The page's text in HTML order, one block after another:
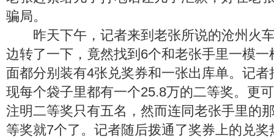
骗局。
昨天下午，记者来到老张所说的沧州火
边转了一下，竟然找到6个和老张手里一模
面都分别装有4张兑奖券和一张出库单。记
现每个袋子里都有一个25.8万的二等奖。更
注明二等奖只有五名，然而连同老张手里的
等奖就7个了。记者随后拨通了奖券上的兑